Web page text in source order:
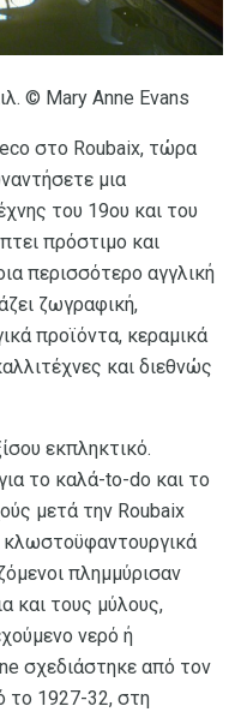
© Mary Anne Evans
στο Roubaix, τώρα
μια
του 19ου και του
πρόστιμο και
περισσότερο αγγλική
ζωγραφική,
προϊόντα, κεραμικά
και διεθνώς
εκπληκτικό.
το καλά-to-do και το
μετά την Roubaix
κλωστοϋφαντουργικά
πλημμύρισαν
και τους μύλους,
νερό ή
σχεδιάστηκε από τον
το 1927-32, στη